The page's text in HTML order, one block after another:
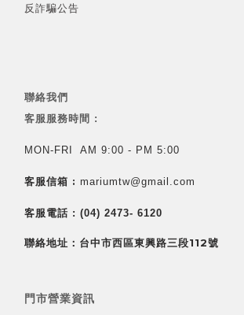
反詐騙公告
聯絡我們
客服服務時間 :
MON-FRI AM 9:00 - PM 5:00
客服信箱 : mariumtw@gmail.com
客服電話 : (04) 2473- 6120
聯絡地址：台中市西區東興路三段112號
門市營業資訊